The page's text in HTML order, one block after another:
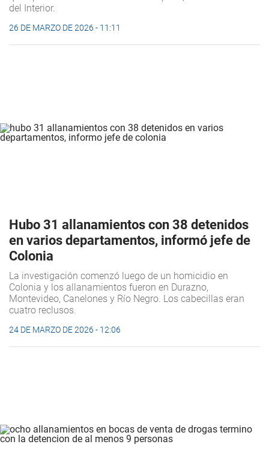
del Interior.
26 DE MARZO DE 2026 - 11:11
Hubo 31 allanamientos con 38 detenidos
en varios departamentos, informó jefe de
Colonia
La investigación comenzó luego de un homicidio en
Colonia y los allanamientos fueron en Durazno,
Montevideo, Canelones y Río Negro. Los cabecillas eran
cuatro reclusos.
24 DE MARZO DE 2026 - 12:06